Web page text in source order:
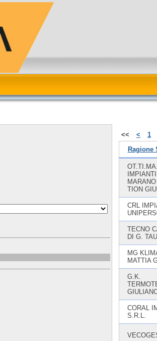
<< < 1
Ragione
OT.TI.MA.
TION
CRL
TECNO
DI G.
MG
MATTIA
G.K.
CORAL
S.R.L.